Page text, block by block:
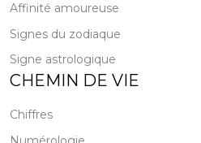
Affinité amoureuse
Signes du zodiaque
Signe astrologique
CHEMIN DE VIE
Chiffres